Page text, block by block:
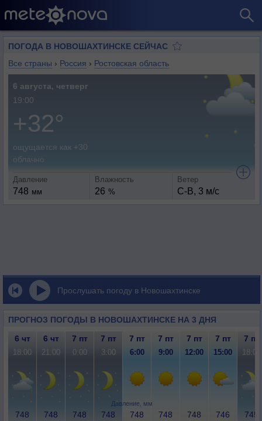
ПОГОДА В НОВОШАХТИНСКЕ СЕЙЧАС
Все страны › Россия › Ростовская область
6 августа, четверг
19:00
+32°
ощущается как +30
облачно
Давление
748 мм
Влажность
26 %
Ветер
С-В, 3 м/с
Прослушать погоду в Новошахтинске
ПРОГНОЗ ПОГОДЫ В НОВОШАХТИНСКЕ НА 3 ДНЯ
Давление, мм
6 чт 6 чт 7 пт 7 пт 7 пт 7 пт 7 пт 7 пт 7 пт
18:00 21:00 0:00 3:00 6:00 9:00 12:00 15:00 18:00
748 748 748 748 748 748 748 746 745